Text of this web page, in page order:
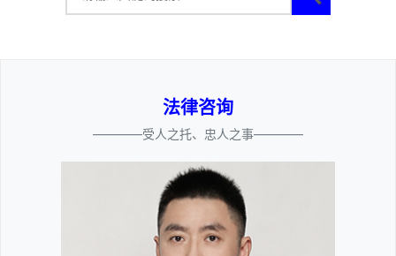
法律咨询
————受人之托、忠人之事————